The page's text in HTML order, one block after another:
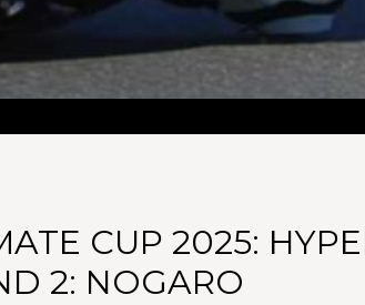
CUP 2025:
2: NOGARO